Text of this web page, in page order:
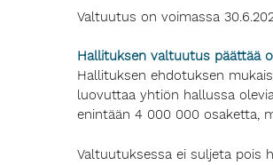
Valtuutus on voimassa
Hallituksen valtuutus päättää
Hallituksen ehdotuksen
luovuttaa yhtiön hallussa
enintään 4 000 000 osaketta,
Valtuutuksessa ei suljeta pois